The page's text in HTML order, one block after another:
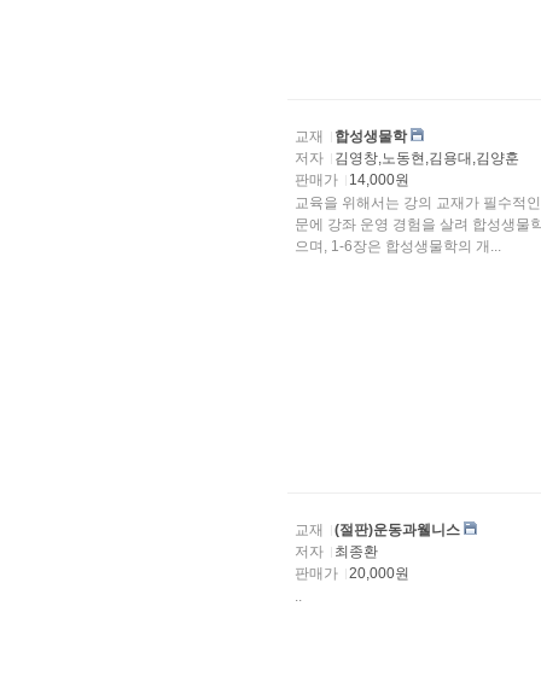
교재
합성생물학
저자
김영창,노동현,김용대,김양훈
판매가
14,000원
교육을 위해서는 강의 교재가 필수적
문에 강좌 운영 경험을 살려 합성생물
으며, 1-6장은 합성생물학의 개...
교재
(절판)운동과웰니스
저자
최종환
판매가
20,000원
..